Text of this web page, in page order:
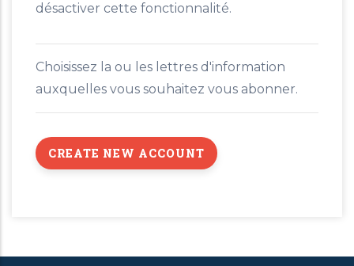
désactiver cette fonctionnalité.
Choisissez la ou les lettres d'information
auxquelles vous souhaitez vous abonner.